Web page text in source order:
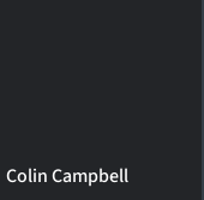
Colin Campbell